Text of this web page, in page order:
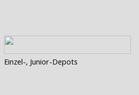
Einzel-, Junior-Depots